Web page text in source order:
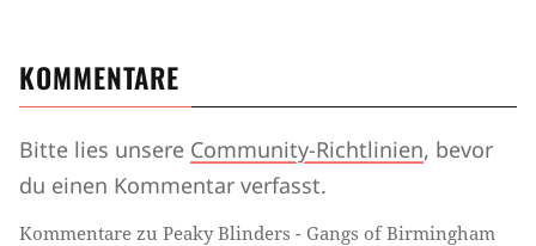
KOMMENTARE
Bitte lies unsere Community-Richtlinien, bevor
du einen Kommentar verfasst.
Kommentare zu Peaky Blinders - Gangs of Birmingham